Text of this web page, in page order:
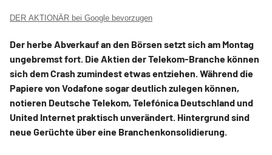
DER AKTIONÄR bei Google bevorzugen
Der herbe Abverkauf an den Börsen setzt sich am Montag
ungebremst fort. Die Aktien der Telekom-Branche können
sich dem Crash zumindest etwas entziehen. Während die
Papiere von Vodafone sogar deutlich zulegen können,
notieren Deutsche Telekom, Telefónica Deutschland und
United Internet praktisch unverändert. Hintergrund sind
neue Gerüchte über eine Branchenkonsolidierung.